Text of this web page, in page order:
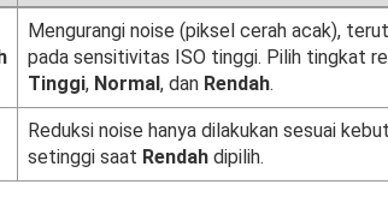
Mengurangi noise (piksel cerah acak),
pada sensitivitas ISO tinggi. Pilih tingkat
Tinggi, Normal, dan Rendah.
Reduksi noise hanya dilakukan sesuai
setinggi saat Rendah dipilih.